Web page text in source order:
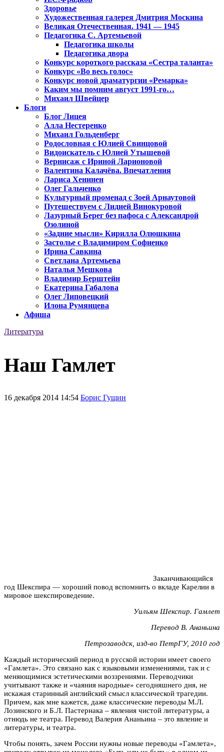
Здоровье
Художественная галерея Дмитрия Москина
Великая Отечественная. 1941 — 1945
Педагогика С. Артемьевой
Педагогика школы
Педагогика двора
Конкурс короткого рассказа «Сестра таланта»
Конкурс «Во весь голос»
Конкурс новой драматургии «Ремарка»
Каким мы помним август 1991-го…
Михаил Швейцер
Блоги
Блог Лицея
Алла Нестеренко
Михаил Гольденберг
Родословная с Юлией Свинцовой
Видоискатель с Юлией Утышевой
Вернисаж с Ириной Ларионовой
Валентина Калачёва. Впечатления
Лариса Хенинен
Олег Гальченко
Культурный променад с Зоей Арнаутовой
Путешествуем с Лидией Винокуровой
Лазурный Берег без пафоса с Александрой
Озолиной
«Задние мысли» Кирилла Олюшкина
Застолье с Владимиром Софиенко
Ирина Савкина
Светлана Артемьева
Наталья Мешкова
Владимир Берштейн
Екатерина Габалова
Олег Липовецкий
Илона Румянцева
Афиша
Литература
Наш Гамлет
16 декабря 2014 14:54 Борис Гущин
Заканчивающийся
год Шекспира — хороший повод вспомнить о вкладе Карелии в
мировое шекспироведение.
Уильям Шекспир. Гамлет
Перевод В. Ананьина
Петрозаводск, изд-во ПетрГУ, 2010 год
Каждый исторический период в русской истории имеет своего
«Гамлета». Это связано как с языковыми изменениями, так и с
меняющимися эстетическими воззрениями. Переводчики
учитывают также и «чаяния народные» сегодняшнего дня, не
искажая старинный английский смысл классической трагедии.
Причем, как мне кажется, даже классические переводы М.Л.
Лозинского и Б.Л. Пастернака – явления чистой литературы, а
отнюдь не театра. Перевод Валерия Ананьина – это явление и
литературы, и театра.
Чтобы понять, зачем России нужны новые переводы «Гамлета»,